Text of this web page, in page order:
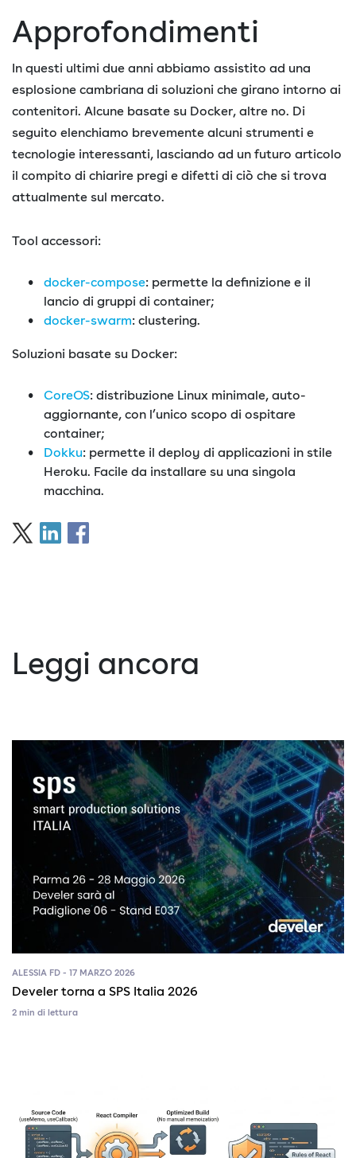
Approfondimenti
In questi ultimi due anni abbiamo assistito ad una
esplosione cambriana di soluzioni che girano intorno ai
contenitori. Alcune basate su Docker, altre no. Di
seguito elenchiamo brevemente alcuni strumenti e
tecnologie interessanti, lasciando ad un futuro articolo
il compito di chiarire pregi e difetti di ciò che si trova
attualmente sul mercato.
Tool accessori:
docker-compose: permette la definizione e il
lancio di gruppi di container;
docker-swarm: clustering.
Soluzioni basate su Docker:
CoreOS: distribuzione Linux minimale, auto-
aggiornante, con l’unico scopo di ospitare
container;
Dokku: permette il deploy di applicazioni in stile
Heroku. Facile da installare su una singola
macchina.
Leggi ancora
ALESSIA FD - 17 MARZO 2026
Develer torna a SPS Italia 2026
2 min di lettura